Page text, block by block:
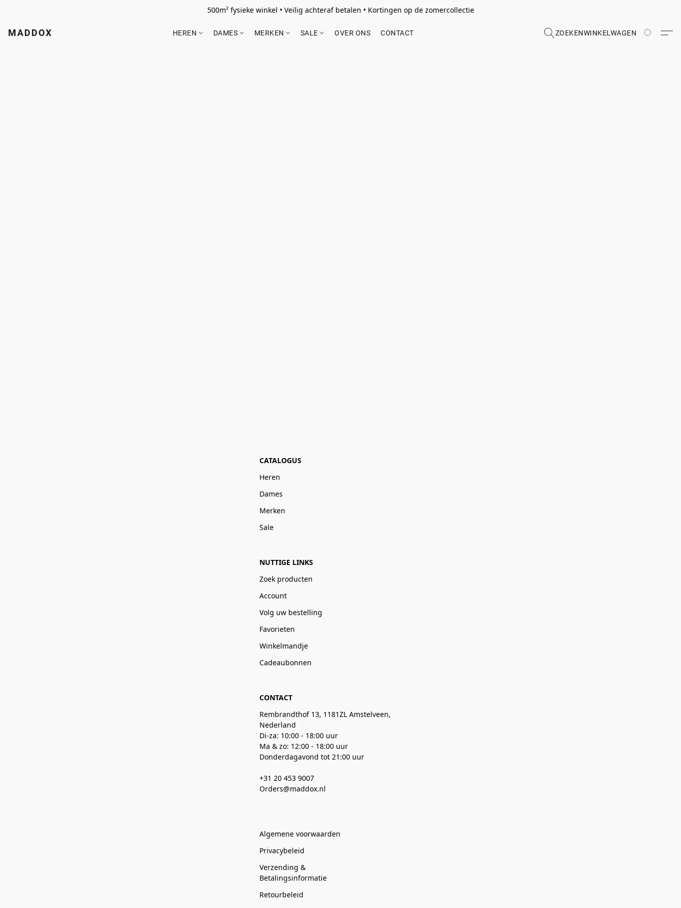
500m² fysieke winkel • Veilig achteraf betalen • Kortingen op de zomercollectie
MADDOX HEREN DAMES MERKEN SALE OVER ONS CONTACT ZOEKENWINKELWAGEN
CATALOGUS
Heren
Dames
Merken
Sale
NUTTIGE LINKS
Zoek producten
Account
Volg uw bestelling
Favorieten
Winkelmandje
Cadeaubonnen
CONTACT
Rembrandthof 13, 1181ZL Amstelveen,
Nederland
Di-za: 10:00 - 18:00 uur
Ma & zo: 12:00 - 18:00 uur
Donderdagavond tot 21:00 uur
+31 20 453 9007
Orders@maddox.nl
Algemene voorwaarden
Privacybeleid
Verzending &
Betalingsinformatie
Retourbeleid